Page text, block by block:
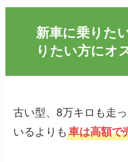
新車に乗りた
りたい方にオ
古い型、8万キロも走
いるよりも車は高額で